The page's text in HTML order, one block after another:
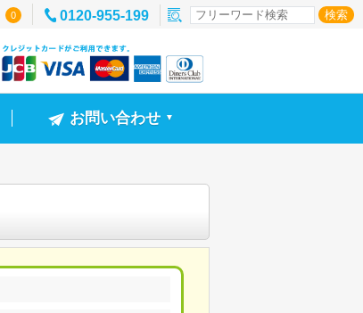
0 0120-955-199
お問い合わせ ▼